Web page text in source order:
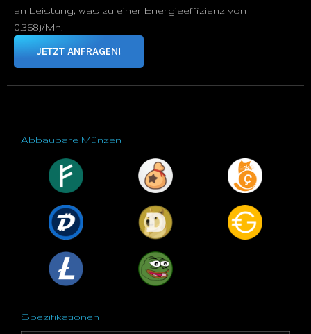
an Leistung, was zu einer Energieeffizienz von
0.368j/Mh.
JETZT ANFRAGEN!
Spezifikationen:
Abbaubare Münzen: